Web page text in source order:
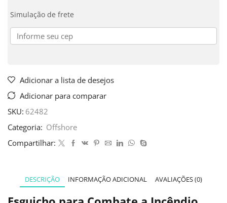
Simulação de frete
Adicionar a lista de desejos
Adicionar para comparar
SKU: 62482
Categoria: Offshore
Compartilhar:
DESCRIÇÃO INFORMAÇÃO ADICIONAL AVALIAÇÕES (0)